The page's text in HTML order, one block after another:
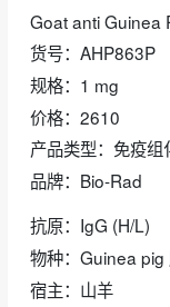
Goat anti Guinea
货号：AHP863P
规格：1 mg
价格：2610
产品类型：免疫组
品牌：Bio-Rad
抗原：IgG (H/L)
物种：Guinea pig
宿主：山羊